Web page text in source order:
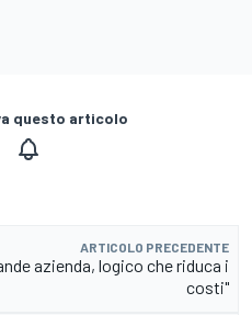
questo articolo
ARTICOLO PRECEDENTE
azienda, logico che riduca i
costi"